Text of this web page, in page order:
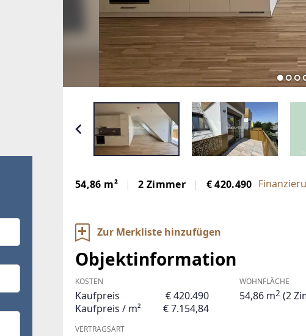
54,86 m² 2 Zimmer € 420.490
Zur Merkliste hinzufügen
Objektinformation
KOSTEN
Kaufpreis
€ 420.490
Kaufpreis / m²
€ 7.154,84
VERTRAGSART
WOHNFLÄCHE
54,86 m2 (2